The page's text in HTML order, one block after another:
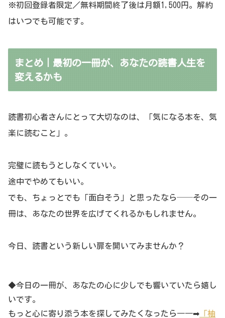
※初回登録者限定／無料期間終了後は月額1,500円。解約
はいつでも可能です。
まとめ｜最初の一冊が、あなたの読書人生を
変えるかも
読書初心者さんにとって大切なのは、「気になる本を、気
楽に読むこと」。
完璧に読もうとしなくていい。
途中でやめてもいい。
でも、ちょっとでも「面白そう」と思ったなら──その一
冊は、あなたの世界を広げてくれるかもしれません。
今日、読書という新しい扉を開いてみませんか？
◆今日の一冊が、あなたの心に少しでも響いていたら嬉し
いです。
もっと心に寄り添う本を探してみたくなったら――➡ 「柚